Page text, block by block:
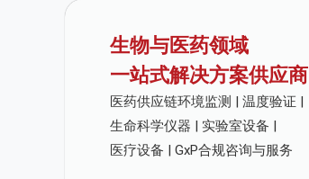
生物与医药领域
一站式解决方案供应商
医药供应链环境监测 | 温度验证 |
生命科学仪器 | 实验室设备 |
医疗设备 | GxP合规咨询与服务